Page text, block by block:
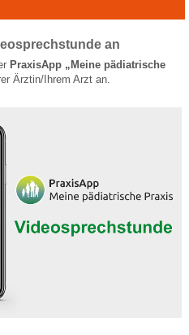
an
PraxisApp „Meine pädiatrische
Ärztin/Ihrem Arzt an.